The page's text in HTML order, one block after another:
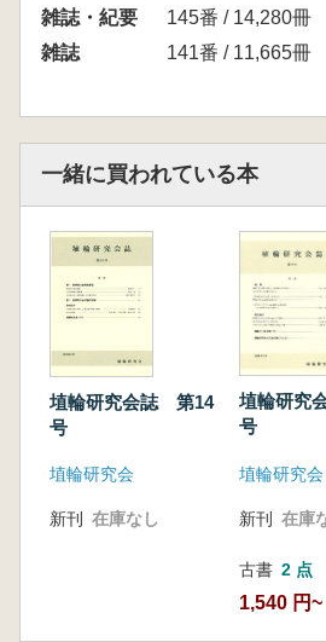
秋元 陽光 栃木市皆川地区出
鈴木 徹 鶏形埴輪の新例一町
雑誌・紀要
145番 / 14,280冊
雑誌
141番 / 11,665冊
一緒に買われている本
埴輪研究会誌 第14
号
埴輪研究会
新刊 在庫なし
埴輪研究
号
埴輪研究会
新刊 在庫
古書 2 点
1,540 円~